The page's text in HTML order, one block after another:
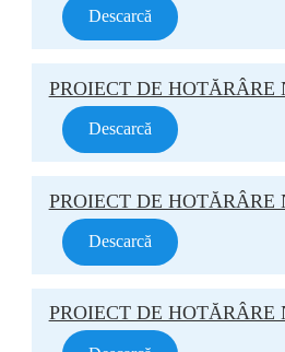
Descarcă
PROIECT DE HOTĂRÂRE
Descarcă
PROIECT DE HOTĂRÂRE
Descarcă
PROIECT DE HOTĂRÂRE